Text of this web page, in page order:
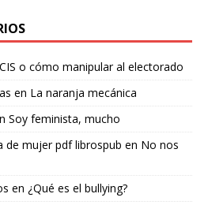
o cómo manipular al electorado
en La naranja mecánica
Soy feminista, mucho
de mujer pdf librospub en No nos
en ¿Qué es el bullying?